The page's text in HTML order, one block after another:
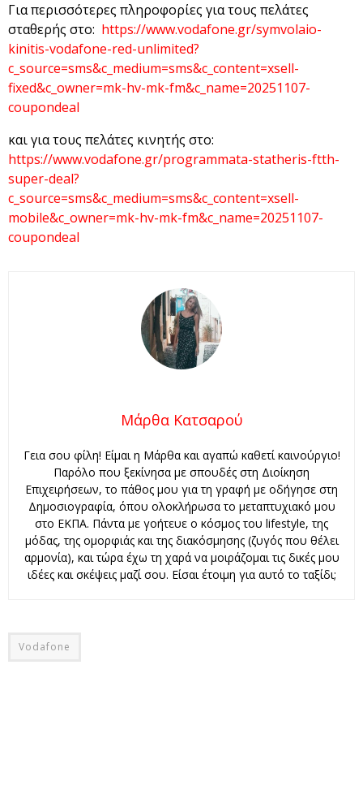
Για περισσότερες πληροφορίες για τους πελάτες
σταθερής στο: https://www.vodafone.gr/symvolaio-
kinitis-vodafone-red-unlimited?
c_source=sms&c_medium=sms&c_content=xsell-
fixed&c_owner=mk-hv-mk-fm&c_name=20251107-
coupondeal
και για τους πελάτες κινητής στο:
https://www.vodafone.gr/programmata-statheris-ftth-
super-deal?
c_source=sms&c_medium=sms&c_content=xsell-
mobile&c_owner=mk-hv-mk-fm&c_name=20251107-
coupondeal
Μάρθα Κατσαρού
Γεια σου φίλη! Είμαι η Μάρθα και αγαπώ καθετί καινούργιο!
Παρόλο που ξεκίνησα με σπουδές στη Διοίκηση
Επιχειρήσεων, το πάθος μου για τη γραφή με οδήγησε στη
Δημοσιογραφία, όπου ολοκλήρωσα το μεταπτυχιακό μου
στο ΕΚΠΑ. Πάντα με γοήτευε ο κόσμος του lifestyle, της
μόδας, της ομορφιάς και της διακόσμησης (ζυγός που θέλει
αρμονία), και τώρα έχω τη χαρά να μοιράζομαι τις δικές μου
ιδέες και σκέψεις μαζί σου. Είσαι έτοιμη για αυτό το ταξίδι;
Vodafone